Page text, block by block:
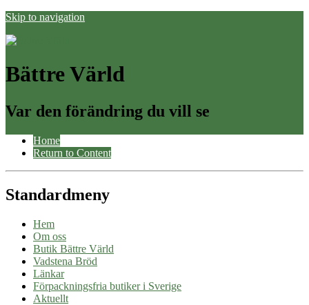
Skip to navigation
Bättre Värld
Var den förändring du vill se
Home
Return to Content
Standardmeny
Hem
Om oss
Butik Bättre Värld
Vadstena Bröd
Länkar
Förpackningsfria butiker i Sverige
Aktuellt